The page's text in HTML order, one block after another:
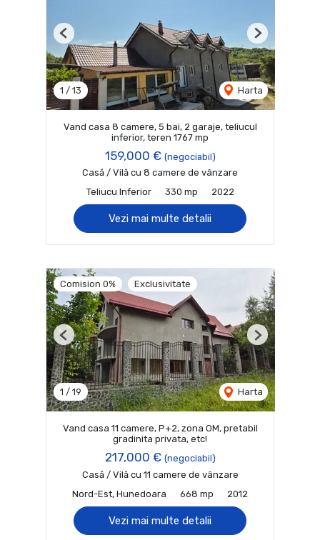
1 / 13 Harta
Previous Next
Vand casa 8 camere, 5 bai, 2 garaje, teliucul
inferior, teren 1767 mp
159,000 € (negociabil)
Casă / Vilă cu 8 camere de vânzare
Teliucu Inferior
330 mp 2022
Vezi mai multe detalii
Comision 0% Exclusivitate
1 / 19 Harta
Previous Next
Vand casa 11 camere, P+2, zona OM, pretabil
gradinita privata, etc!
217,000 € (negociabil)
Casă / Vilă cu 11 camere de vânzare
Nord-Est, Hunedoara
668 mp 2012
Vezi mai multe detalii